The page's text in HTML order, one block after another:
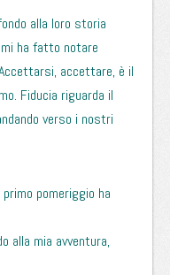
alla loro storia
ha fatto notare
accettare, è il
Fiducia riguarda il
verso i nostri
pomeriggio ha
alla mia avventura,